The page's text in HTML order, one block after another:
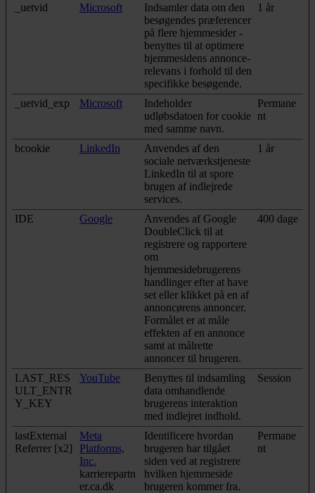
_uetvid Microsoft
Indsamler data om den
besøgendes præferencer
på flere hjemmesider -
benyttes til at optimere
hjemmesidens annonce-
relevans i forhold til den
specifikke besøgende.
1 år
_uetvid_exp Microsoft
Indeholder
udløbsdatoen for cookie
med samme navn.
Permane
nt
bcookie LinkedIn
Anvendes af den
sociale netværkstjeneste
LinkedIn til at spore
brugen af indlejrede
services.
1 år
IDE Google
Anvendes af Google
DoubleClick til at
registrere og rapportere
om
hjemmesidebrugerens
handlinger efter at have
set eller klikket på en af
annoncørens annoncer.
Formålet er at måle
effekten af en annonce
samt at målrette
annoncer til brugeren.
400 dage
LAST_RES
ULT_ENTR
Y_KEY
YouTube
Benyttes til indsamling
data omhandlende
brugerens interaktion
med indlejret indhold.
Session
lastExternal
Referrer [x2]
Meta
Platforms,
Inc.
karrierepartn
er.ca.dk
Identificere hvordan
brugeren har tilgået
siden ved at registrere
hvilken hjemmeside
brugeren kommer fra.
Permane
nt